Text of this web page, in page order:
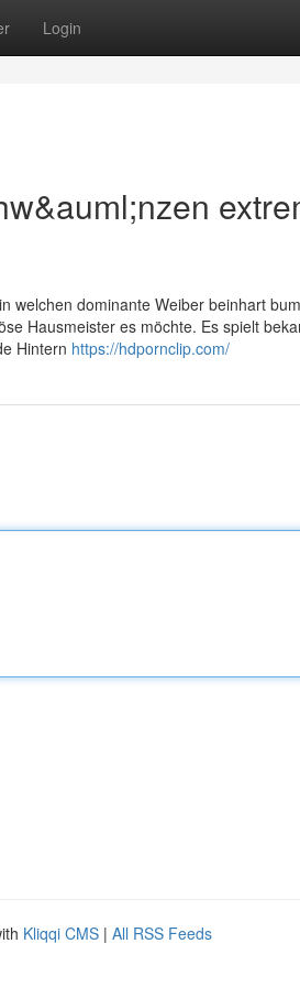
Login
welchen dominante Weiber beinhart
Hausmeister es möchte. Es spielt
Hintern https://hdpornclip.com/
Kliqqi CMS | All RSS Feeds